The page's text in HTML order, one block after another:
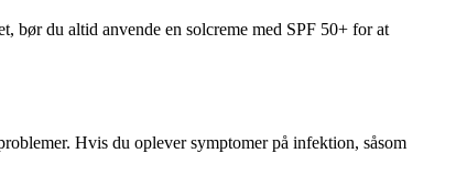
bør du altid anvende en solcreme med SPF 50+ for at
Hvis du oplever symptomer på infektion, såsom